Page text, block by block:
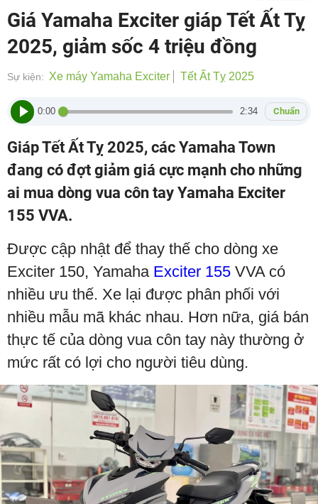
Giá Yamaha Exciter giáp Tết Ất Tỵ
2025, giảm sốc 4 triệu đồng
Sự kiện: Xe máy Yamaha Exciter Tết Ất Tỵ 2025
0:00 2:34 Chuẩn
Giáp Tết Ất Tỵ 2025, các Yamaha Town
đang có đợt giảm giá cực mạnh cho những
ai mua dòng vua côn tay Yamaha Exciter
155 VVA.
Được cập nhật để thay thế cho dòng xe
Exciter 150, Yamaha Exciter 155 VVA có
nhiều ưu thế. Xe lại được phân phối với
nhiều mẫu mã khác nhau. Hơn nữa, giá bán
thực tế của dòng vua côn tay này thường ở
mức rất có lợi cho người tiêu dùng.